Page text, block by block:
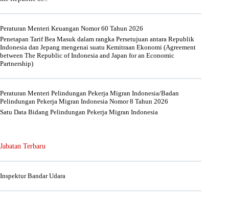
Peraturan Menteri Keuangan Nomor 60 Tahun 2026
Penetapan Tarif Bea Masuk dalam rangka Persetujuan antara Republik
Indonesia dan Jepang mengenai suatu Kemitraan Ekonomi (Agreement
between The Republic of Indonesia and Japan for an Economic
Partnership)
Peraturan Menteri Pelindungan Pekerja Migran Indonesia/Badan
Pelindungan Pekerja Migran Indonesia Nomor 8 Tahun 2026
Satu Data Bidang Pelindungan Pekerja Migran Indonesia
Jabatan Terbaru
Inspektur Bandar Udara